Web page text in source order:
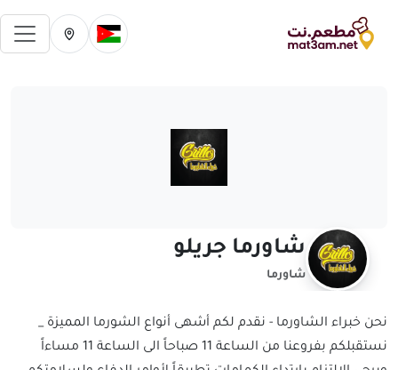
تغيير الدولة الحالية
تغيير المدينة
شاورما جريلو
شاورما
نحن خبراء الشاورما - نقدم لكم أشهى أنواع الشورما المميزة _
نستقبلكم بفروعنا من الساعة 11 صباحاً الى الساعة 11 مساءاً